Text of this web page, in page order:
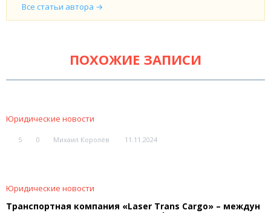
Все статьи автора →
ПОХОЖИЕ ЗАПИСИ
Юридические новости
5 0 Михаил Королёв 11.11.2024
Юридические новости
Транспортная компания «Laser Trans Cargo» – междун